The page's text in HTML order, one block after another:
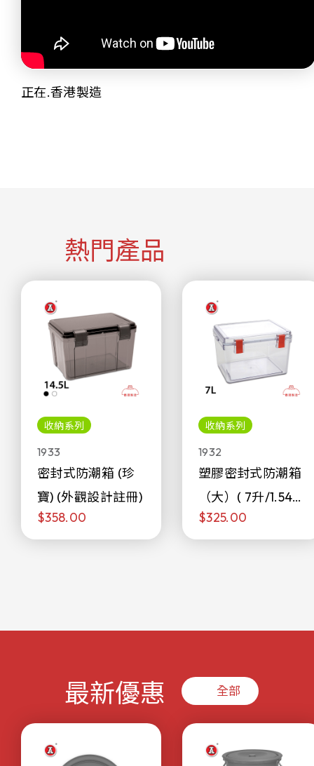
正在.香港製造
熱門產品
收納系列
1933
密封式防潮箱 (珍
寶) (外觀設計註冊)
$358.00
收納系列
1932
塑膠密封式防潮箱
（大）( 7升/1.54加
侖)
$325.00
最新優惠 全部